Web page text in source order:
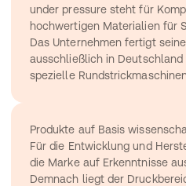
under pressure steht für
hochwertigen Materialien für
Das Unternehmen fertigt
ausschließlich in
spezielle
Produkte auf Basis
Für die Entwicklung und
die Marke auf Erkenntnisse
Demnach liegt der